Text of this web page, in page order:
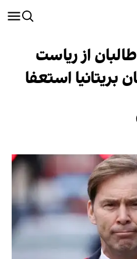
از ریاست
بریتانیا استعفا